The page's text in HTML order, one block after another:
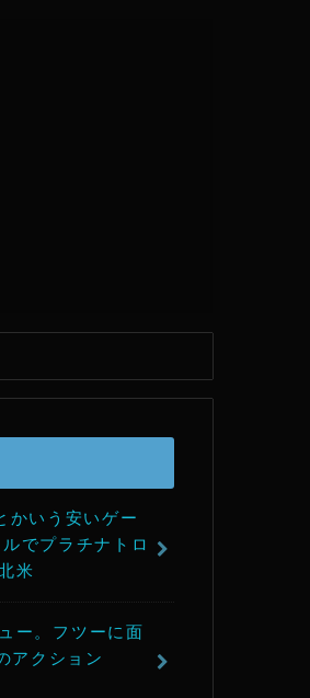
いう安いゲー
でプラチナトロ
米
ー。フツーに面
アクション